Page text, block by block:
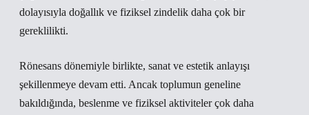
dolayısıyla doğallık ve fiziksel zindelik daha çok bir
gereklilikti.
Rönesans dönemiyle birlikte, sanat ve estetik anlayışı
şekillenmeye devam etti. Ancak toplumun geneline
bakıldığında, beslenme ve fiziksel aktiviteler çok daha